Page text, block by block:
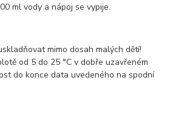
ml vody a nápoj se vypije.
mimo dosah malých dětí!
od 5 do 25 °C v dobře uzavřeném
do konce data uvedeného na spodní